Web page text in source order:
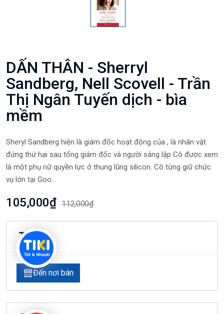
DẤN THÂN - Sherryl
Sandberg, Nell Scovell - Trần
Thị Ngân Tuyến dịch - bìa
mềm
Sheryl Sandberg hiện là giám đốc hoạt động của , là nhân vật
đứng thứ hai sau tổng giám đốc và người sáng lập Cô được xem
là một phụ nữ quyền lực ở thung lũng silicon. Cô từng giữ chức
vụ lớn tại Goo...
105,000₫ 112,000₫
Tiki
Đến nơi bán